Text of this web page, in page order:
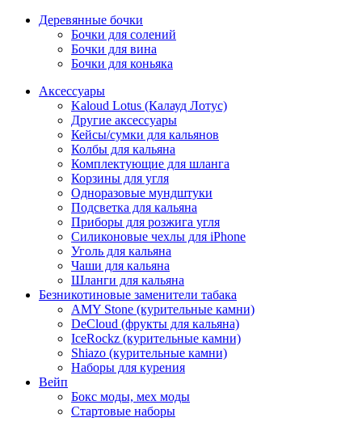
Деревянные бочки
Бочки для солений
Бочки для вина
Бочки для коньяка
Аксессуары
Kaloud Lotus (Калауд Лотус)
Другие аксессуары
Кейсы/сумки для кальянов
Колбы для кальяна
Комплектующие для шланга
Корзины для угля
Одноразовые мундштуки
Подсветка для кальяна
Приборы для розжига угля
Силиконовые чехлы для iPhone
Уголь для кальяна
Чаши для кальяна
Шланги для кальяна
Безникотиновые заменители табака
AMY Stone (курительные камни)
DeCloud (фрукты для кальяна)
IceRockz (курительные камни)
Shiazo (курительные камни)
Наборы для курения
Вейп
Бокс моды, мех моды
Стартовые наборы